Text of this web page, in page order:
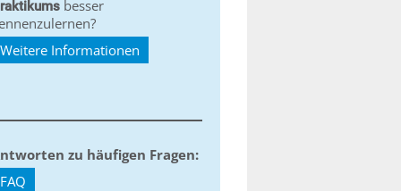
besser
Weitere Informationen
zu häufigen Fragen:
FAQ